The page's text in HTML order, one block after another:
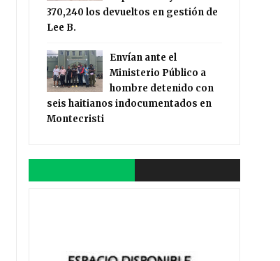
370,240 los devueltos en gestión de
Lee B.
Envían ante el
Ministerio Público a
hombre detenido con
seis haitianos indocumentados en
Montecristi